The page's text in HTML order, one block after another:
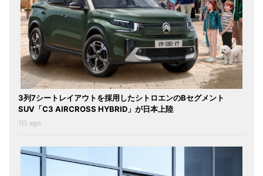
3列7シートレイアウトを採用したシトロエンのBセグメント
SUV「C3 AIRCROSS HYBRID」が日本上陸
1日 ago